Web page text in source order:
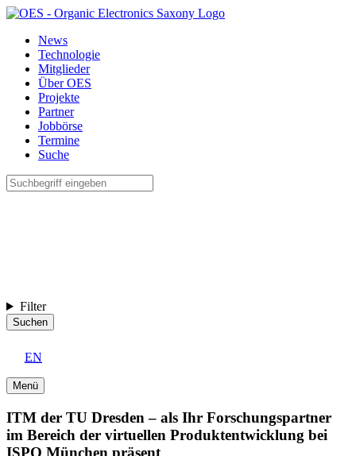
News
Technologie
Mitglieder
Über OES
Projekte
Partner
Jobbörse
Termine
Suche
Filter
Suchen
EN
Menü
ITM der TU Dresden – als Ihr Forschungspartner
im Bereich der virtuellen Produktentwicklung bei
ISPO München präsent